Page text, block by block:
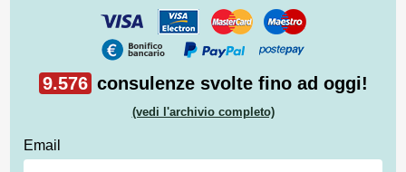
9.576 consulenze svolte fino ad oggi!
(vedi l'archivio completo)
Email